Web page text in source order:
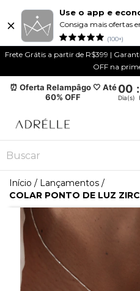
Use o app e
Consiga mais ofertas
(100+)
Frete Grátis a partir de R$399 |
OFF na
⏰ Oferta Relampâgo 🤍 Até
60% OFF
00 :
Dia(s)
Início / Lançamentos /
COLAR PONTO DE LUZ